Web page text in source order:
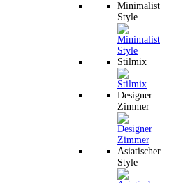
Minimalist
Style
Stilmix
Designer
Zimmer
Asiatischer
Style